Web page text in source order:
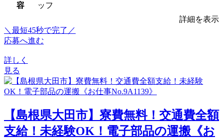
容
ッフ
詳細を表示
＼最短45秒で完了／
応募へ進む
詳しく
見る
【島根県大田市】寮費無料！交通費全額
支給！未経験OK！電子部品の運搬《お